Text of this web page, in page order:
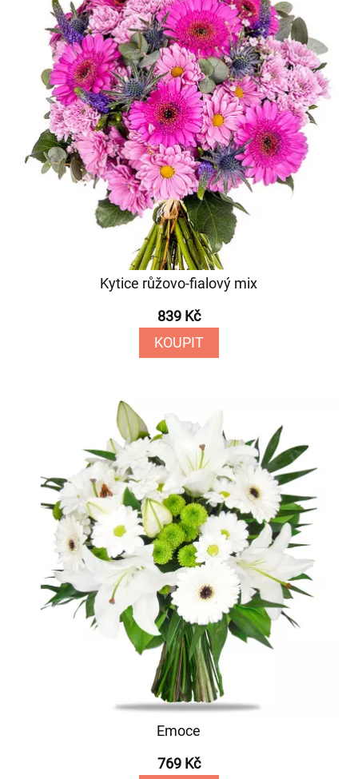
Kytice růžovo-fialový mix
839 Kč
KOUPIT
Emoce
769 Kč